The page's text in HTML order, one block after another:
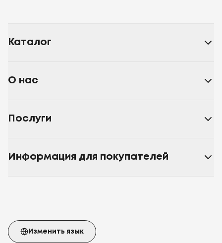
Каталог
О нас
Послуги
Информация для покупателей
Изменить язык